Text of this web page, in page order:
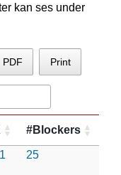
kan ses under
PDF Print
#Blockers
25